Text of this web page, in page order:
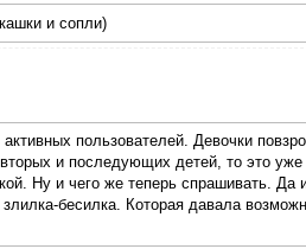
и сопли)
пользователей. Девочки
и последующих детей, то это
Ну и чего же теперь спрашивать. Да
бесилка. Которая давала